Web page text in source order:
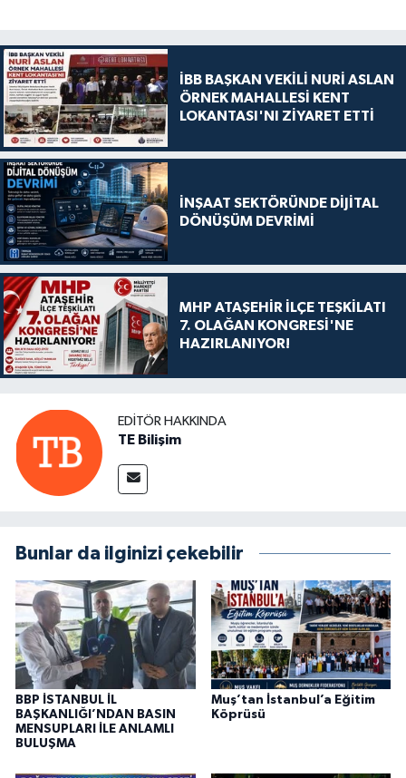
İBB BAŞKAN VEKİLİ NURİ ASLAN
ÖRNEK MAHALLESİ KENT
LOKANTASI'NI ZİYARET ETTİ
İNŞAAT SEKTÖRÜNDE DİJİTAL
DÖNÜŞÜM DEVRİMİ
MHP ATAŞEHİR İLÇE TEŞKİLATI
7. OLAĞAN KONGRESİ'NE
HAZIRLANIYOR!
EDITÖR HAKKINDA
TE Bilişim
Bunlar da ilginizi çekebilir
BBP İSTANBUL İL
BAŞKANLIĞI’NDAN BASIN
MENSUPLARI İLE ANLAMLI
BULUŞMA
Muş’tan İstanbul’a Eğitim
Köprüsü